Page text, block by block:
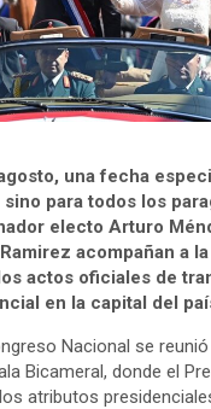
una fecha
para todos los
electo Arturo
acompañan a
actos oficiales de
en la capital del
Nacional se
Bicameral, donde el
atributos